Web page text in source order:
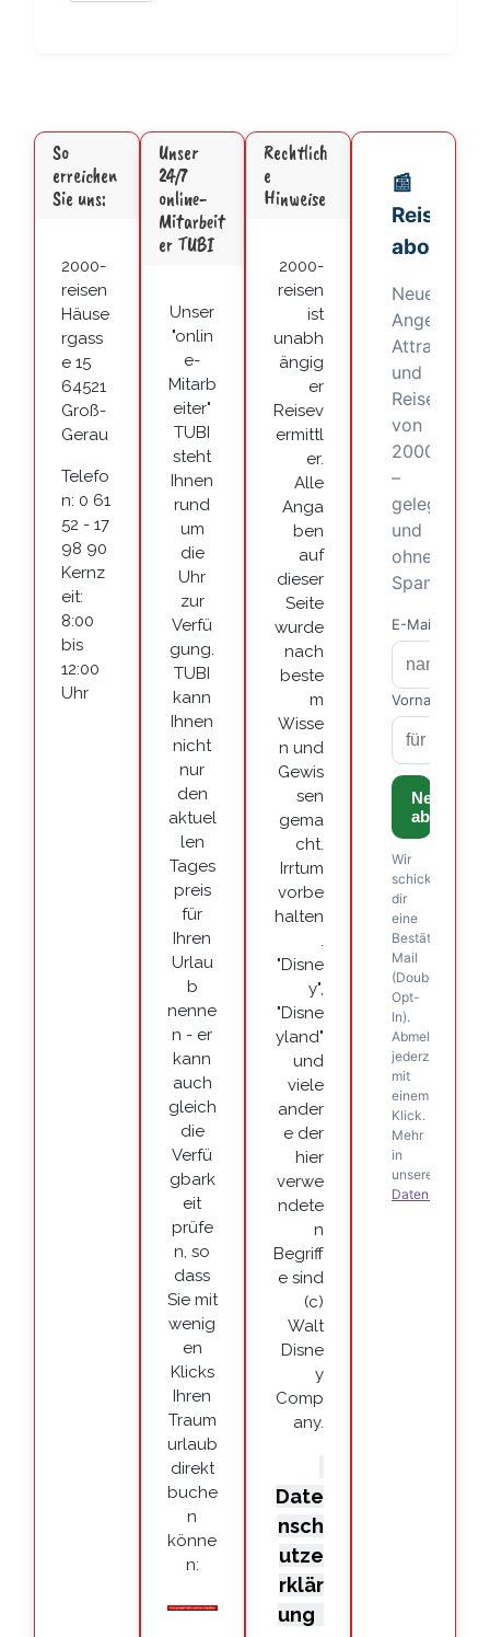
So
erreichen
Sie uns:
2000-
reisen
Häuse
rgass
e 15
64521
Groß-
Gerau
Telefo
n: 0 61
52 - 17
98 90
Kernz
eit:
8:00
bis
12:00
Uhr
Unser
24/7
online-
Mitarbeit
er TUBI
Unser
"onlin
e-
Mitarb
eiter"
TUBI
steht
Ihnen
rund
um
die
Uhr
zur
Verfü
gung.
TUBI
kann
Ihnen
nicht
nur
den
aktuel
len
Tages
preis
für
Ihren
Urlau
b
nenne
n - er
kann
auch
gleich
die
Verfü
gbark
eit
prüfe
n, so
dass
Sie mit
wenig
en
Klicks
Ihren
Traum
urlaub
direkt
buche
n
könne
n:
Rechtlich
e
Hinweise
2000-
reisen
ist
unabh
ängig
er
Reisev
ermittl
er.
Alle
Anga
ben
auf
dieser
Seite
wurde
nach
beste
m
Wisse
n und
Gewis
sen
gema
cht.
Irrtum
vorbe
halten
.
"Disne
y",
"Disne
yland"
und
viele
ander
e der
hier
verwe
ndete
n
Begriff
e sind
(c)
Walt
Disne
y
Comp
any.
Date
nsch
utze
rklär
ung